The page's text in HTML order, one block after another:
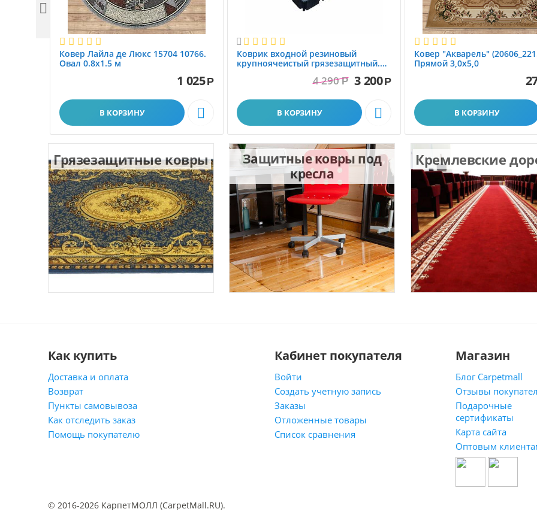
Ковер Лайла де Люкс 15704 10766.
Овал 0.8x1.5 м
1 025Р
В КОРЗИНУ 

Коврик вxодной резиновый
крупноячеистый грязезащитный.
4 290 Р 3 200Р
В КОРЗИНУ 
Ковер "Акварель"
Прямой 3,0х5,0
В КОРЗИНУ

Грязезащитные ковры
Защитные ковры под
кресла
Кремлевские
Как купить
Доставка и оплата
Возврат
Пункты самовывоза
Как отследить заказ
Помощь покупателю
Кабинет покупателя
Войти
Создать учетную запись
Заказы
Отложенные товары
Список сравнения
Магазин
Блог Carpetmall
Отзывы
Подарочные
сертификаты
Карта сайта
Оптовым
© 2016-2026 КарпетМОЛЛ (CarpetMall.RU).